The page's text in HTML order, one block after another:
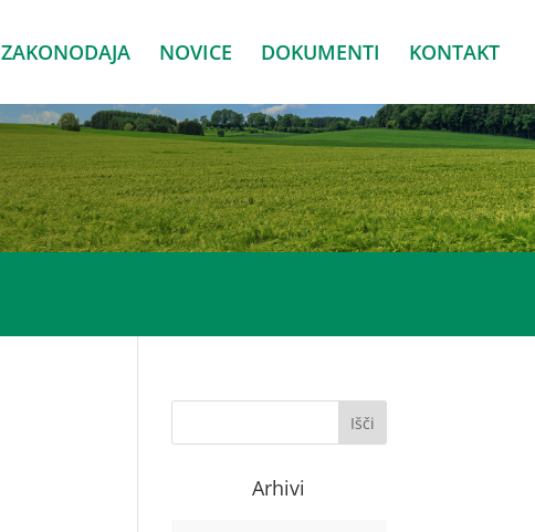
ZAKONODAJA NOVICE DOKUMENTI KONTAKT
Arhivi